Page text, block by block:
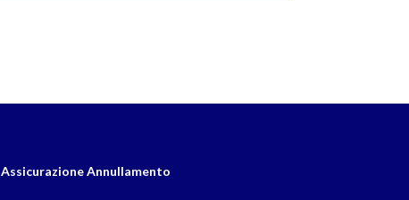
Assicurazione Annullamento